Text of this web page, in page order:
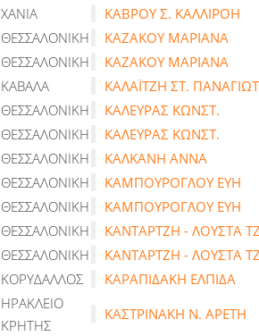
ΧΑΝΙΑ
ΚΑΒΡΟΥ Σ. ΚΑΛΛΙΡΟΗ
ΘΕΣΣΑΛΟΝΙΚΗ
ΚΑΖΑΚΟΥ ΜΑΡΙΑΝΑ
ΘΕΣΣΑΛΟΝΙΚΗ
ΚΑΖΑΚΟΥ ΜΑΡΙΑΝΑ
ΚΑΒΑΛΑ
ΚΑΛΑΪΤΖΗ ΣΤ.
ΘΕΣΣΑΛΟΝΙΚΗ
ΚΑΛΕΥΡΑΣ ΚΩΝΣΤ.
ΘΕΣΣΑΛΟΝΙΚΗ
ΚΑΛΕΥΡΑΣ ΚΩΝΣΤ.
ΘΕΣΣΑΛΟΝΙΚΗ
ΚΑΛΚΑΝΗ ΑΝΝΑ
ΘΕΣΣΑΛΟΝΙΚΗ
ΚΑΜΠΟΥΡΟΓΛΟΥ ΕΥΗ
ΘΕΣΣΑΛΟΝΙΚΗ
ΚΑΜΠΟΥΡΟΓΛΟΥ ΕΥΗ
ΘΕΣΣΑΛΟΝΙΚΗ
ΚΑΝΤΑΡΤΖΗ - ΛΟΥΣΤΑ
ΘΕΣΣΑΛΟΝΙΚΗ
ΚΑΝΤΑΡΤΖΗ - ΛΟΥΣΤΑ
ΚΟΡΥΔΑΛΛΟΣ
ΚΑΡΑΠΙΔΑΚΗ ΕΛΠΙΔΑ
ΗΡΑΚΛΕΙΟ
ΚΡΗΤΗΣ
ΚΑΣΤΡΙΝΑΚΗ Ν. ΑΡΕΤΗ